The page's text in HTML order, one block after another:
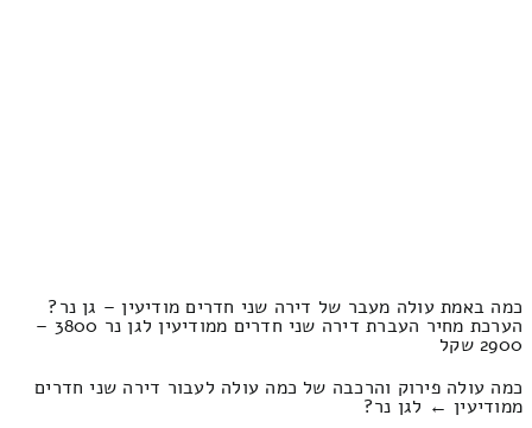
כמה באמת עולה מעבר של דירה שני חדרים מודיעין – גן נר?
הערכת מחיר העברת דירה שני חדרים ממודיעין לגן נר 3800 –
2900 שקל
כמה עולה פירוק והרכבה של כמה עולה לעבור דירה שני חדרים
ממודיעין ← לגן נר?